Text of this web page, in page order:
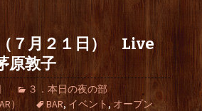
７月２１日） Live
原敦子
３．本日の夜の部
）
BAR, イベント ,オープン